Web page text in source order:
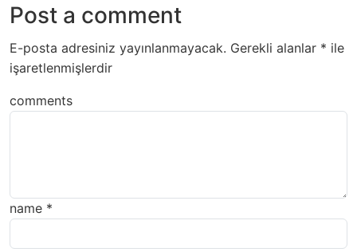
Post a comment
E-posta adresiniz yayınlanmayacak. Gerekli alanlar * ile
işaretlenmişlerdir
comments
name *